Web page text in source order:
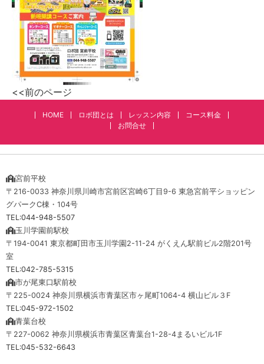
<<前のページ
HOME ロボ団とは レッスン内容
コース料金
お問合せ
宮前平校
〒216-0033 神奈川県川崎市宮前区宮崎6丁目9-6 東急宮前平ショッピン
グパークC棟・104号
TEL:044-948-5507
玉川学園前駅校
〒194-0041 東京都町田市玉川学園2-11-24 がくえん駅前ビル2階201号
室
TEL:042-785-5315
市が尾東口駅前校
〒225-0024 神奈川県横浜市青葉区市ヶ尾町1064-4 横山ビル３F
TEL:045-972-1502
青葉台校
〒227-0062 神奈川県横浜市青葉区青葉台1-28-4まるいビル1F
TEL:045-532-6643